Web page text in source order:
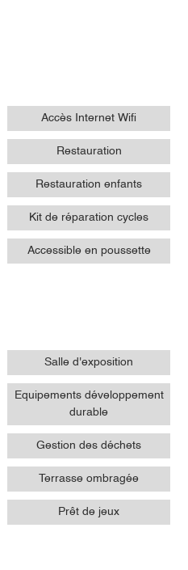
Accès Internet Wifi
Restauration
Restauration enfants
Kit de réparation cycles
Accessible en poussette
Salle d'exposition
Equipements développement
durable
Gestion des déchets
Terrasse ombragée
Prêt de jeux